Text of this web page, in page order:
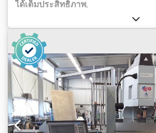
ได้เต็มประสิทธิภาพ,